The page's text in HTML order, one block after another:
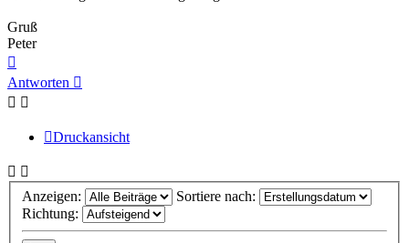
Gruß
Peter
oben
Antworten
Druckansicht
Anzeigen:
Sortiere nach:
Richtung: